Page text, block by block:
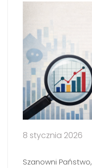
8 stycznia 2026
Szanowni Państwo,